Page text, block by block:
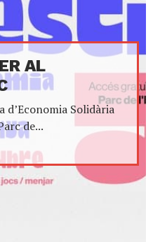
AL
d’Economia Solidària
de...